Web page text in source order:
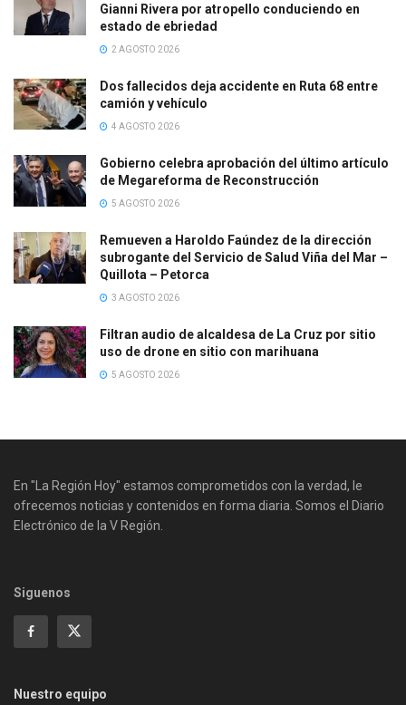
Gianni Rivera por atropello conduciendo en
estado de ebriedad
2 AGOSTO 2026
Dos fallecidos deja accidente en Ruta 68 entre
camión y vehículo
4 AGOSTO 2026
Gobierno celebra aprobación del último artículo
de Megareforma de Reconstrucción
5 AGOSTO 2026
Remueven a Haroldo Faúndez de la dirección
subrogante del Servicio de Salud Viña del Mar –
Quillota – Petorca
3 AGOSTO 2026
Filtran audio de alcaldesa de La Cruz por sitio
uso de drone en sitio con marihuana
5 AGOSTO 2026
En "La Región Hoy" estamos comprometidos con la verdad, le
ofrecemos noticias y contenidos en forma diaria. Somos el Diario
Electrónico de la V Región.
Siguenos
Nuestro equipo